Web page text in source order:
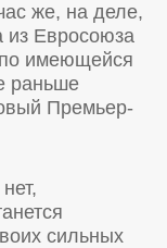
же, на деле,
из Евросоюза
имеющейся
раньше
Премьер-
сильных